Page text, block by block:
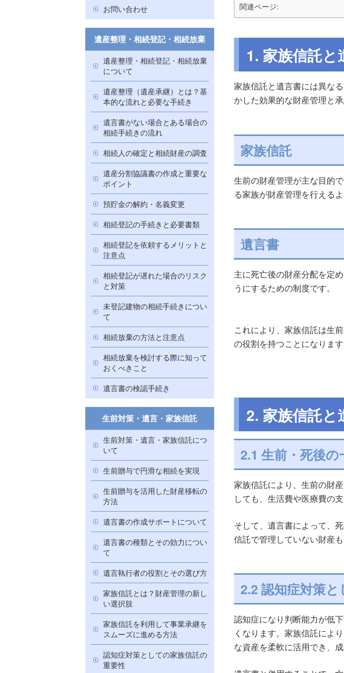
関連ページ:
1. 家族信託
家族信託と遺言書には異な
かした効果的な財産管理と
家族信託
生前の財産管理が主な目的
る家族が財産管理を行える
遺言書
主に死亡後の財産分配を定
うにするための制度です。
これにより、家族信託は生
の役割を持つことになります
2. 家族信託と
2.1 生前・死後
家族信託により、生前の財
しても、生活費や医療費の
そして、遺言書によって、
信託で管理していない財産
2.2 認知症対策
認知症になり判断能力が低
くなります。家族信託によ
な資産を柔軟に活用でき、
お問い合わせ
遺産整理・相続登記・相続放棄
遺産整理・相続登記・相続放棄
について
遺産整理（遺産承継）とは？基
本的な流れと必要な手続き
遺言書がない場合とある場合の
相続手続きの流れ
相続人の確定と相続財産の調査
遺産分割協議書の作成と重要な
ポイント
預貯金の解約・名義変更
相続登記の手続きと必要書類
相続登記を依頼するメリットと
注意点
相続登記が遅れた場合のリスク
と対策
未登記建物の相続手続きについ
て
相続放棄の方法と注意点
相続放棄を検討する際に知って
おくべきこと
遺言書の検認手続き
生前対策・遺言・家族信託
生前対策・遺言・家族信託につ
いて
生前贈与で円滑な相続を実現
生前贈与を活用した財産移転の
方法
遺言書の作成サポートについて
遺言書の種類とその効力につい
て
遺言執行者の役割とその選び方
家族信託とは？財産管理の新し
い選択肢
家族信託を利用して事業承継を
スムーズに進める方法
認知症対策としての家族信託の
重要性